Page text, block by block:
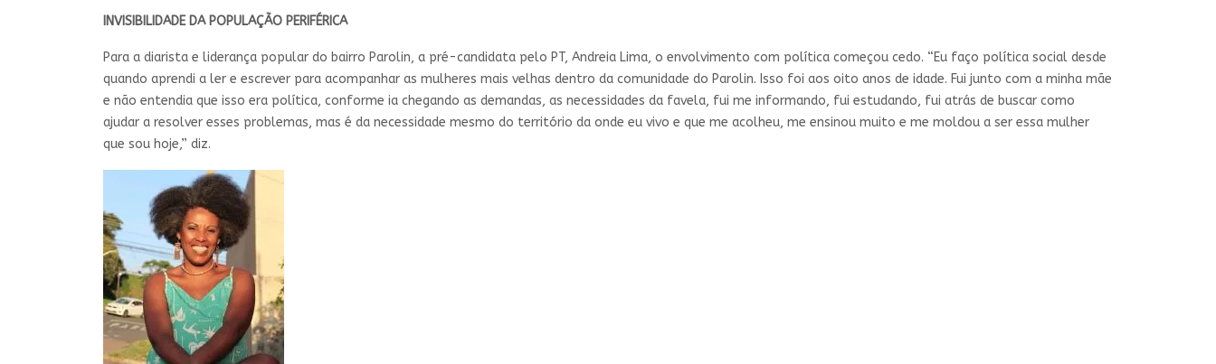
INVISIBILIDADE DA POPULAÇÃO PERIFÉRICA
Para a diarista e liderança popular do bairro Parolin, a pré-candidata pelo PT, Andreia Lima, o envolvimento com política começou cedo. “Eu faço política social desde
quando aprendi a ler e escrever para acompanhar as mulheres mais velhas dentro da comunidade do Parolin. Isso foi aos oito anos de idade. Fui junto com a minha mãe
e não entendia que isso era política, conforme ia chegando as demandas, as necessidades da favela, fui me informando, fui estudando, fui atrás de buscar como
ajudar a resolver esses problemas, mas é da necessidade mesmo do território da onde eu vivo e que me acolheu, me ensinou muito e me moldou a ser essa mulher
que sou hoje,” diz.